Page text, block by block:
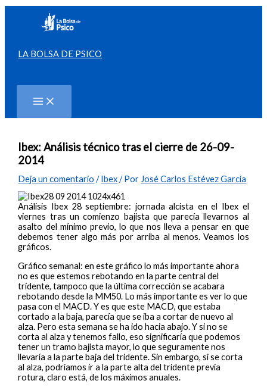
contenido
LA BOLSA DE PSICO
Ibex: Análisis técnico tras el cierre de 26-09-
2014
Deja un comentario /Ibex/ Por José Carlos Estévez García
Análisis Ibex 28 septiembre: jornada alcista en el Ibex el
viernes tras un comienzo bajista que parecía llevarnos al
asalto del mínimo previo, lo que nos lleva a pensar en que
debemos tener algo más por arriba al menos. Veamos los
gráficos.
Gráfico semanal: en este gráfico lo más importante ahora
no es que estemos rebotando en la parte central del
tridente, tampoco que la última corrección se acabara
rebotando desde la MM50. Lo más importante es ver lo que
pasa con el MACD. Y es que este MACD, que estaba
cortado a la baja, parecía que se iba a cortar de nuevo al
alza. Pero esta semana se ha ido hacia abajo. Y si no se
corta al alza y tenemos fallo, eso significaría que podemos
tener un tramo bajista mayor, lo que seguramente nos
llevaría a la parte baja del tridente. Sin embargo, si se corta
al alza, podríamos ir a la parte alta del tridente previa
rotura, claro está, de los máximos anuales.